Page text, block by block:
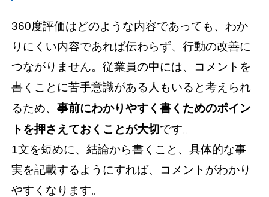
360度評価はどのような内容であっても、わか
りにくい内容であれば伝わらず、行動の改善に
つながりません。従業員の中には、コメントを
書くことに苦手意識がある人もいると考えられ
るため、事前にわかりやすく書くためのポイン
トを押さえておくことが大切です。
1文を短めに、結論から書くこと、具体的な事
実を記載するようにすれば、コメントがわかり
やすくなります。